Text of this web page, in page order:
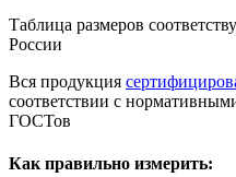
Таблица размеров
России
Вся продукция
соответствии с
ГОСТов
Как правильно измерить: